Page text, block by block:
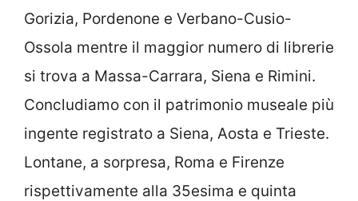
Gorizia, Pordenone e Verbano-Cusio-
Ossola mentre il maggior numero di librerie
si trova a Massa-Carrara, Siena e Rimini.
Concludiamo con il patrimonio museale più
ingente registrato a Siena, Aosta e Trieste.
Lontane, a sorpresa, Roma e Firenze
rispettivamente alla 35esima e quinta